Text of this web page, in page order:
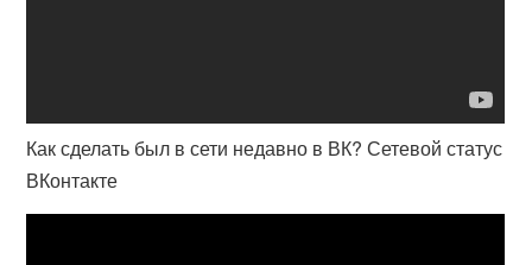
Как сделать был в сети недавно в ВК? Сетевой статус
ВКонтакте